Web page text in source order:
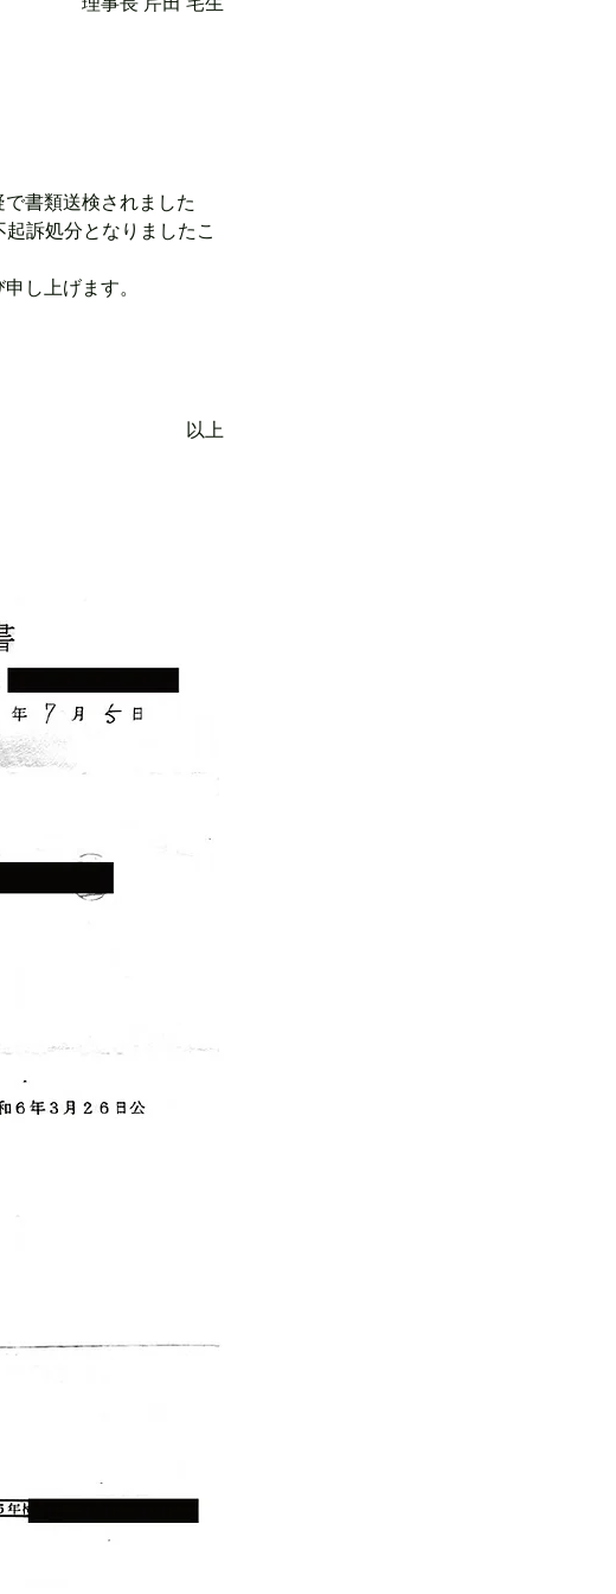
書類送検されました
訴処分となりましたこ
し上げます。
以上